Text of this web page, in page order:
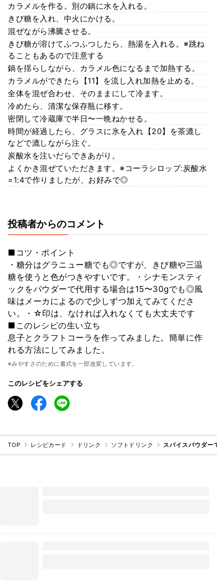
カラメルを作る。別の鍋に水を入れる。
きび糖を入れ、中火にかける。
混ぜながら沸騰させる。
きび糖が溶けてふつふつしたら、熱湯を入れる。※跳ね
ることもあるので注意する
鍋を揺らしながら、カラメル色になるまで加熱する。
カラメルができたら【11】を流し入れ加熱を止める。
全体を混ぜ合わせ、そのままにして冷ます。
冷めたら、清潔な保存瓶に移す。
密閉して冷蔵庫で半日〜一晩ねかせる。
時間が経過したら、グラスに氷を入れ【20】を茶漉し
などで漉しながら注ぐ。
炭酸水を注いだらできあがり。
よくかき混ぜていただきます。※コーラシロップ:炭酸水
=1:4で作りましたが、お好みで◎
投稿者からのコメント
■コツ・ポイント
・糖分はグラニュー糖でも◎ですが、きび糖や三温
糖を使うと色がつきやすいです。・シナモンスティ
ックをパウダーで代用する場合は15〜30gでも◎風
味はメーカによるので少しずつ加えてみてくださ
い。・☆印は、なければ入れなくても大丈夫です
■このレシピの生い立ち
息子とクラフトコーラを作ってみました。簡単に作
れる方法にしてみました。
※みやすさのために書式を一部改変しています。
このレシピをシェアする
TOP レシピカード ドリンク ソフトドリンク スパイスパウダ